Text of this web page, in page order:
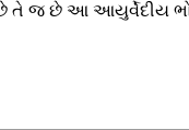
તે જ છે આ આયુર્વેદીય